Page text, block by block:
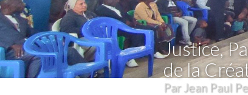
Justice,
de la
Par Jean Paul